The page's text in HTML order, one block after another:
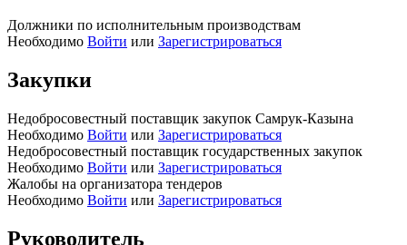
Должники по исполнительным производствам
Необходимо Войти или Зарегистрироваться
Закупки
Недобросовестный поставщик закупок Самрук-Казына
Необходимо Войти или Зарегистрироваться
Недобросовестный поставщик государственных закупок
Необходимо Войти или Зарегистрироваться
Жалобы на организатора тендеров
Необходимо Войти или Зарегистрироваться
Руководитель